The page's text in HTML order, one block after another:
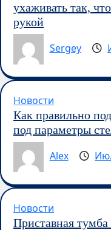
ухаживать так,
рукой
Sergey
Новости
Как правильно
под параметры
Alex
Новости
Приставная